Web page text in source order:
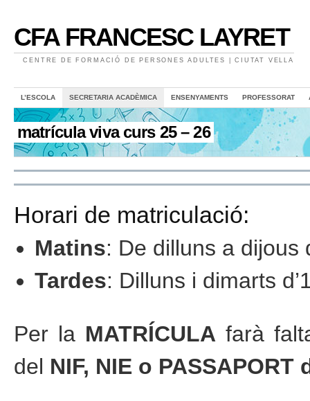
CFA FRANCESC LAYRET
CENTRE DE FORMACIÓ DE PERSONES ADULTES | CIUTAT VELLA
L’ESCOLA SECRETARIA ACADÈMICA ENSENYAMENTS PROFESSORAT
matrícula viva curs 25 – 26
Horari de matriculació:
Matins: De dilluns a dijous
Tardes: Dilluns i dimarts
Per la MATRÍCULA farà
del NIF, NIE o PASSAPORT